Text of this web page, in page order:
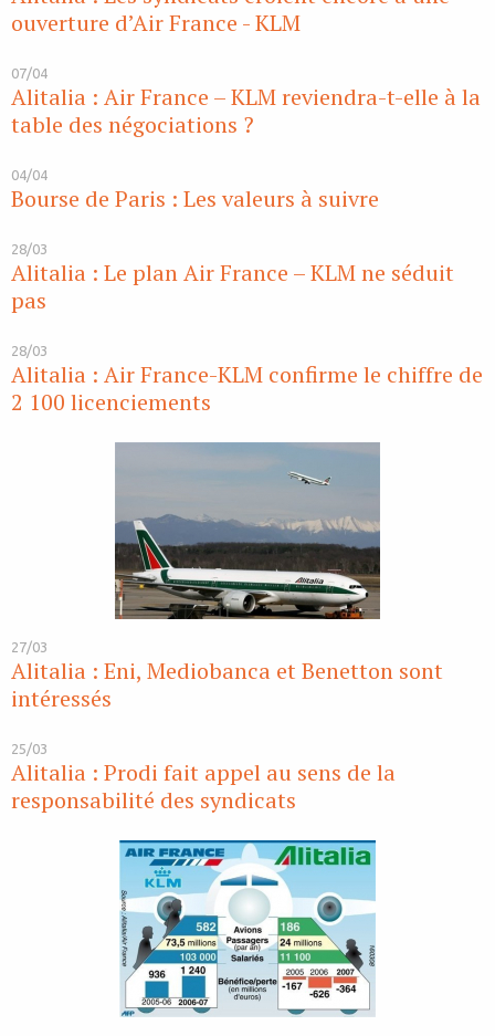
ouverture d’Air France - KLM
07/04
Alitalia : Air France – KLM reviendra-t-elle à la
table des négociations ?
04/04
Bourse de Paris : Les valeurs à suivre
28/03
Alitalia : Le plan Air France – KLM ne séduit
pas
28/03
Alitalia : Air France-KLM confirme le chiffre de
2 100 licenciements
27/03
Alitalia : Eni, Mediobanca et Benetton sont
intéressés
25/03
Alitalia : Prodi fait appel au sens de la
responsabilité des syndicats